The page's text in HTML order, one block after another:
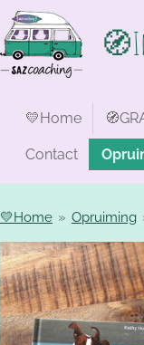
🧭
💛Home
Contact
💛Home » Opruiming